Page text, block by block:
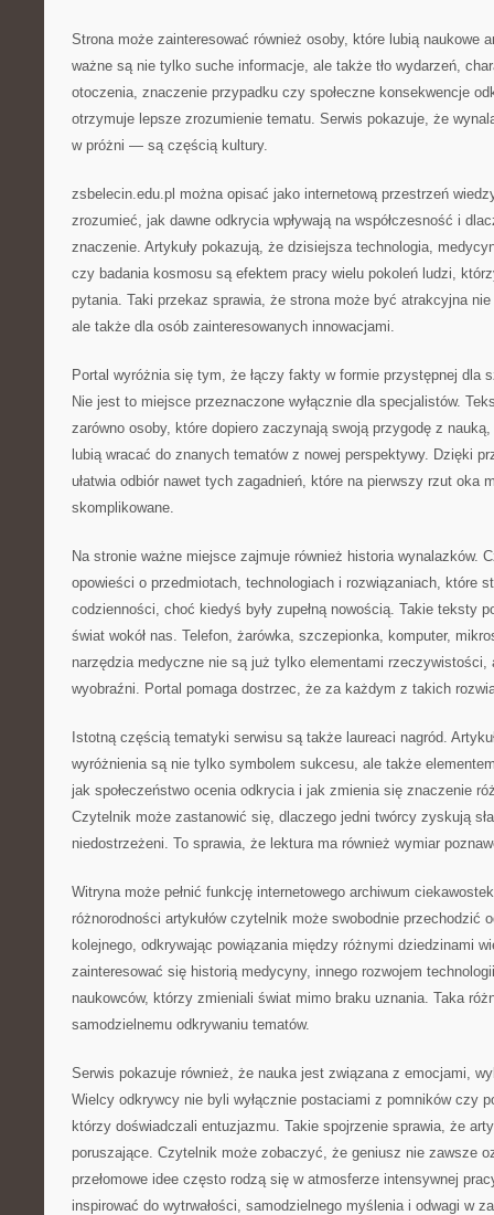
Strona może zainteresować również osoby, które lubią naukowe
ważne są nie tylko suche informacje, ale także tło wydarzeń,
otoczenia, znaczenie przypadku czy społeczne konsekwencje
otrzymuje lepsze zrozumienie tematu. Serwis pokazuje, że
w próżni — są częścią kultury.
zsbelecin.edu.pl można opisać jako internetową przestrzeń
zrozumieć, jak dawne odkrycia wpływają na współczesność i
znaczenie. Artykuły pokazują, że dzisiejsza technologia,
czy badania kosmosu są efektem pracy wielu pokoleń ludzi,
pytania. Taki przekaz sprawia, że strona może być atrakcyjna
ale także dla osób zainteresowanych innowacjami.
Portal wyróżnia się tym, że łączy fakty w formie przystępnej dla
Nie jest to miejsce przeznaczone wyłącznie dla specjalistów.
zarówno osoby, które dopiero zaczynają swoją przygodę z
lubią wracać do znanych tematów z nowej perspektywy. Dzięki
ułatwia odbiór nawet tych zagadnień, które na pierwszy rzut oka
skomplikowane.
Na stronie ważne miejsce zajmuje również historia wynalazków.
opowieści o przedmiotach, technologiach i rozwiązaniach, które
codzienności, choć kiedyś były zupełną nowością. Takie teksty
świat wokół nas. Telefon, żarówka, szczepionka, komputer,
narzędzia medyczne nie są już tylko elementami rzeczywistości,
wyobraźni. Portal pomaga dostrzec, że za każdym z takich
Istotną częścią tematyki serwisu są także laureaci nagród.
wyróżnienia są nie tylko symbolem sukcesu, ale także
jak społeczeństwo ocenia odkrycia i jak zmienia się znaczenie
Czytelnik może zastanowić się, dlaczego jedni twórcy zyskują
niedostrzeżeni. To sprawia, że lektura ma również wymiar
Witryna może pełnić funkcję internetowego archiwum
różnorodności artykułów czytelnik może swobodnie przechodzić
kolejnego, odkrywając powiązania między różnymi dziedzinami
zainteresować się historią medycyny, innego rozwojem
naukowców, którzy zmieniali świat mimo braku uznania. Taka
samodzielnemu odkrywaniu tematów.
Serwis pokazuje również, że nauka jest związana z emocjami,
Wielcy odkrywcy nie byli wyłącznie postaciami z pomników czy
którzy doświadczali entuzjazmu. Takie spojrzenie sprawia, że
poruszające. Czytelnik może zobaczyć, że geniusz nie zawsze
przełomowe idee często rodzą się w atmosferze intensywnej
inspirować do wytrwałości, samodzielnego myślenia i odwagi w